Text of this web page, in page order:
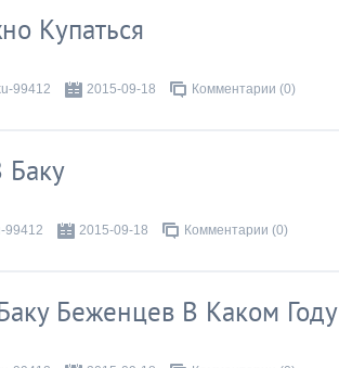
Купаться
99412 2015-09-18 Комментарии (0)
Баку
99412 2015-09-18 Комментарии (0)
Беженцев В Каком Году